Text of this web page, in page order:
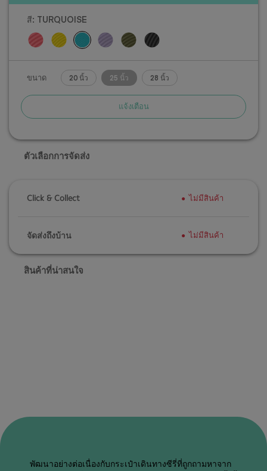
59
บท
วิจารณ์
สี: TURQUOISE
ขนาด 20 นิ้ว 25 นิ้ว 28 นิ้ว
แจ้งเตือน
ตัวเลือกการจัดส่ง
Click & Collect ไม่มีสินค้า
จัดส่งถึงบ้าน ไม่มีสินค้า
สินค้าที่น่าสนใจ
พัฒนาอย่างต่อเนื่องกับกระเป๋าเดินทางซีรี่ที่ถูกถามหาจาก